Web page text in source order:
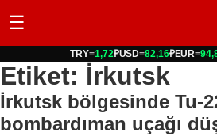
☰
TRY=1,72₽USD=82,16₽EUR=
Etiket: İrkutsk
İrkutsk bölgesinde Tu-
bombardıman uçağı